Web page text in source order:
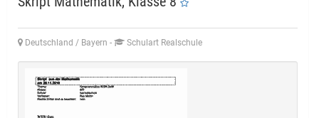
Deutschland / Bayern - Schulart Realschule